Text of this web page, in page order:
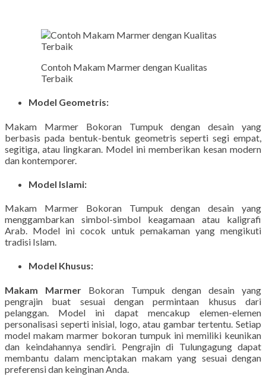
Contoh Makam Marmer dengan Kualitas
Terbaik
Model Geometris:
Makam Marmer Bokoran Tumpuk dengan desain yang
berbasis pada bentuk-bentuk geometris seperti segi empat,
segitiga, atau lingkaran. Model ini memberikan kesan modern
dan kontemporer.
Model Islami:
Makam Marmer Bokoran Tumpuk dengan desain yang
menggambarkan simbol-simbol keagamaan atau kaligrafi
Arab. Model ini cocok untuk pemakaman yang mengikuti
tradisi Islam.
Model Khusus:
Makam MarmerBokoran Tumpuk dengan desain yang
pengrajin buat sesuai dengan permintaan khusus dari
pelanggan. Model ini dapat mencakup elemen-elemen
personalisasi seperti inisial, logo, atau gambar tertentu. Setiap
model makam marmer bokoran tumpuk ini memiliki keunikan
dan keindahannya sendiri. Pengrajin di Tulungagung dapat
membantu dalam menciptakan makam yang sesuai dengan
preferensi dan keinginan Anda.